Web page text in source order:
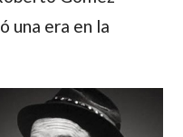
una era en la